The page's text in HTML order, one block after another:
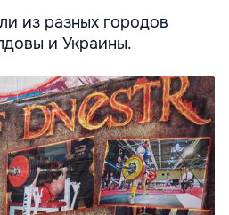
из разных городов
и Украины.